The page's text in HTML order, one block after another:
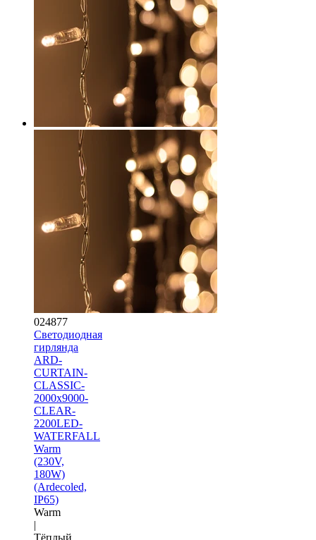
024877
Светодиодная
гирлянда
ARD-
CURTAIN-
CLASSIC-
2000x9000-
CLEAR-
2200LED-
WATERFALL
Warm
(230V,
180W)
(Ardecoled,
IP65)
Warm
|